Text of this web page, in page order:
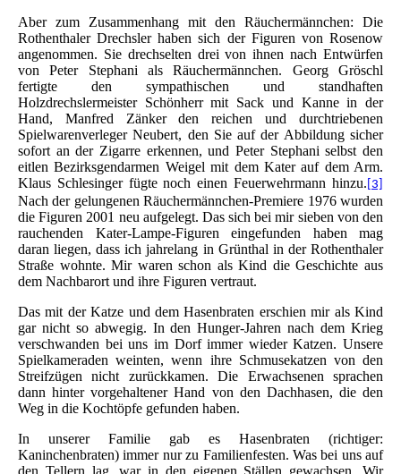
Aber zum Zusammenhang mit den Räuchermännchen: Die
Rothenthaler Drechsler haben sich der Figuren von Rosenow
angenommen. Sie drechselten drei von ihnen nach Entwürfen
von Peter Stephani als Räuchermännchen. Georg Gröschl
fertigte den sympathischen und standhaften
Holzdrechslermeister Schönherr mit Sack und Kanne in der
Hand, Manfred Zänker den reichen und durchtriebenen
Spielwarenverleger Neubert, den Sie auf der Abbildung sicher
sofort an der Zigarre erkennen, und Peter Stephani selbst den
eitlen Bezirksgendarmen Weigel mit dem Kater auf dem Arm.
Klaus Schlesinger fügte noch einen Feuerwehrmann hinzu. [3]
Nach der gelungenen Räuchermännchen-Premiere 1976 wurden
die Figuren 2001 neu aufgelegt. Das sich bei mir sieben von den
rauchenden Kater-Lampe-Figuren eingefunden haben mag
daran liegen, dass ich jahrelang in Grünthal in der Rothenthaler
Straße wohnte. Mir waren schon als Kind die Geschichte aus
dem Nachbarort und ihre Figuren vertraut.
Das mit der Katze und dem Hasenbraten erschien mir als Kind
gar nicht so abwegig. In den Hunger-Jahren nach dem Krieg
verschwanden bei uns im Dorf immer wieder Katzen. Unsere
Spielkameraden weinten, wenn ihre Schmusekatzen von den
Streifzügen nicht zurückkamen. Die Erwachsenen sprachen
dann hinter vorgehaltener Hand von den Dachhasen, die den
Weg in die Kochtöpfe gefunden haben.
In unserer Familie gab es Hasenbraten (richtiger:
Kaninchenbraten) immer nur zu Familienfesten. Was bei uns auf
den Tellern lag, war in den eigenen Ställen gewachsen. Wir